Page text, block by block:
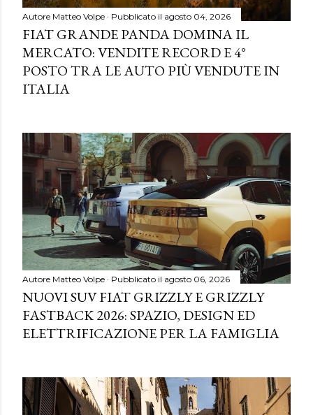
Autore Matteo Volpe Pubblicato il agosto 04, 2026
FIAT GRANDE PANDA DOMINA IL
MERCATO: VENDITE RECORD E 4°
POSTO TRA LE AUTO PIÙ VENDUTE IN
ITALIA
Autore Matteo Volpe Pubblicato il agosto 06, 2026
NUOVI SUV FIAT GRIZZLY E GRIZZLY
FASTBACK 2026: SPAZIO, DESIGN ED
ELETTRIFICAZIONE PER LA FAMIGLIA